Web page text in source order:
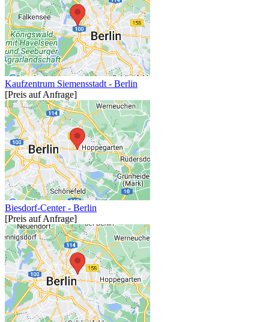
Kaufzentrum Siemensstadt - Berlin
[Preis auf Anfrage]
Biesdorf-Center - Berlin
[Preis auf Anfrage]